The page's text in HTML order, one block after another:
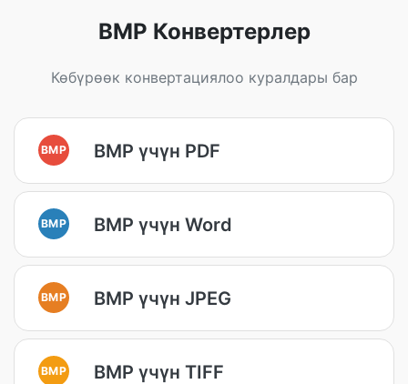
BMP Конвертерлер
Көбүрөөк конвертациялоо куралдары бар
BMP BMP үчүн PDF
BMP BMP үчүн Word
BMP BMP үчүн JPEG
BMP BMP үчүн TIFF